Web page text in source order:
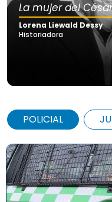
La mujer del César
Lorena Liewald Dessy
Historiadora
POLICIAL